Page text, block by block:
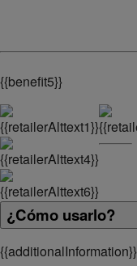
{{benefit5}}
¿Cómo usarlo?
{{additionalInformation}}